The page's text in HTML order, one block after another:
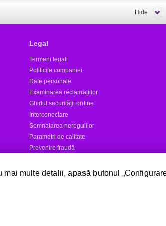
Hide
Legal
Termeni legali
Politicile companiei
Date personale
Examinarea reclamațiilor
Ghidul securității online
Interconectare
Semnalarea neregulilor
Parametri de calitate
Prevenire fraudă
multe detalii, apasă butonul